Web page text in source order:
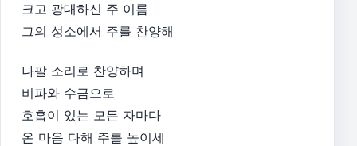
크고 광대하신 주 이름
그의 성소에서 주를 찬양해
나팔 소리로 찬양하며
비파와 수금으로
호흡이 있는 모든 자마다
온 마음 다해 주를 높이세